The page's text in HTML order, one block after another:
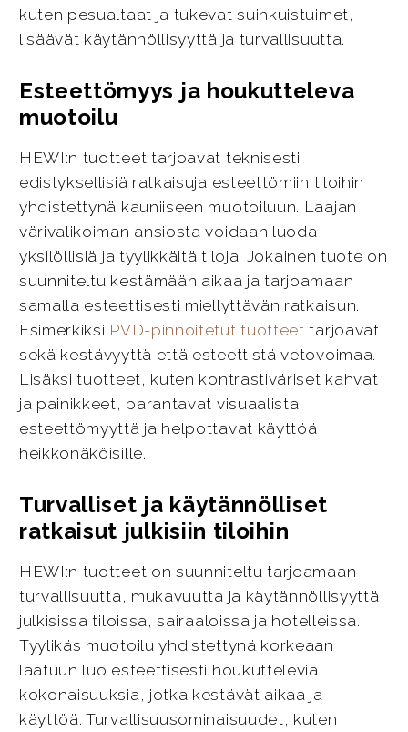
kuten pesualtaat ja tukevat suihkuistuimet,
lisäävät käytännöllisyyttä ja turvallisuutta.
Esteettömyys ja houkutteleva
muotoilu
HEWI:n tuotteet tarjoavat teknisesti
edistyksellisiä ratkaisuja esteettömiin tiloihin
yhdistettynä kauniiseen muotoiluun. Laajan
värivalikoiman ansiosta voidaan luoda
yksilöllisiä ja tyylikkäitä tiloja. Jokainen tuote on
suunniteltu kestämään aikaa ja tarjoamaan
samalla esteettisesti miellyttävän ratkaisun.
Esimerkiksi PVD-pinnoitetut tuotteet tarjoavat
sekä kestävyyttä että esteettistä vetovoimaa.
Lisäksi tuotteet, kuten kontrastiväriset kahvat
ja painikkeet, parantavat visuaalista
esteettömyyttä ja helpottavat käyttöä
heikkonäköisille.
Turvalliset ja käytännölliset
ratkaisut julkisiin tiloihin
HEWI:n tuotteet on suunniteltu tarjoamaan
turvallisuutta, mukavuutta ja käytännöllisyyttä
julkisissa tiloissa, sairaaloissa ja hotelleissa.
Tyylikäs muotoilu yhdistettynä korkeaan
laatuun luo esteettisesti houkuttelevia
kokonaisuuksia, jotka kestävät aikaa ja
käyttöä. Turvallisuusominaisuudet, kuten